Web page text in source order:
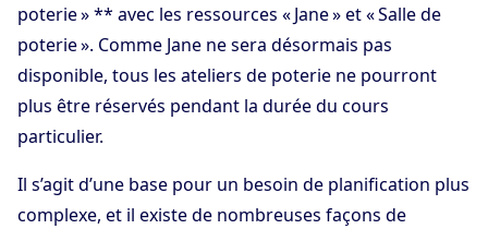
poterie » ** avec les ressources « Jane » et « Salle de
poterie ». Comme Jane ne sera désormais pas
disponible, tous les ateliers de poterie ne pourront
plus être réservés pendant la durée du cours
particulier.
Il s’agit d’une base pour un besoin de planification plus
complexe, et il existe de nombreuses façons de